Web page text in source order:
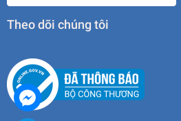
Theo dõi chúng tôi